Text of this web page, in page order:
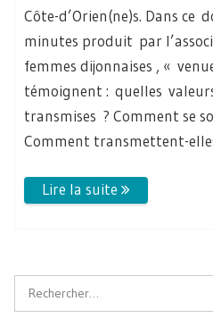
Côte-d’Orien(ne)s. Dans ce
minutes produit par
femmes dijonnaises , «
témoignent : quelles
transmises ? Comment se
Comment transmettent-